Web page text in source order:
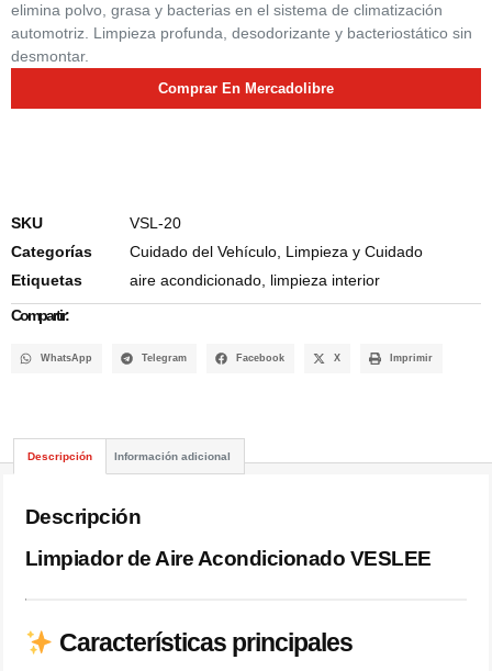
elimina polvo, grasa y bacterias en el sistema de climatización
automotriz. Limpieza profunda, desodorizante y bacteriostático sin
desmontar.
Comprar En Mercadolibre
SKU
VSL-20
Categorías
Cuidado del Vehículo Limpieza y Cuidado
Etiquetas
aire acondicionado limpieza interior
Compartir:
WhatsApp Telegram Facebook X Imprimir
Descripción Información adicional
Descripción
Limpiador de Aire Acondicionado VESLEE
Características principales